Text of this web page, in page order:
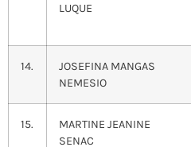
LUQUE
14.
JOSEFINA MANGAS
NEMESIO
15.
MARTINE JEANINE
SENAC